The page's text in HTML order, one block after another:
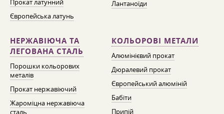
Прокат латунний
Європейська латунь
Лантаноїди
НЕРЖАВІЮЧА ТА
ЛЕГОВАНА СТАЛЬ
Порошки кольорових
металів
Прокат нержавіючий
Жароміцна нержавіюча
сталь
КОЛЬОРОВІ МЕТАЛИ
Алюмінієвий прокат
Дюралевий прокат
Європейський алюміній
Бабіти
Припій